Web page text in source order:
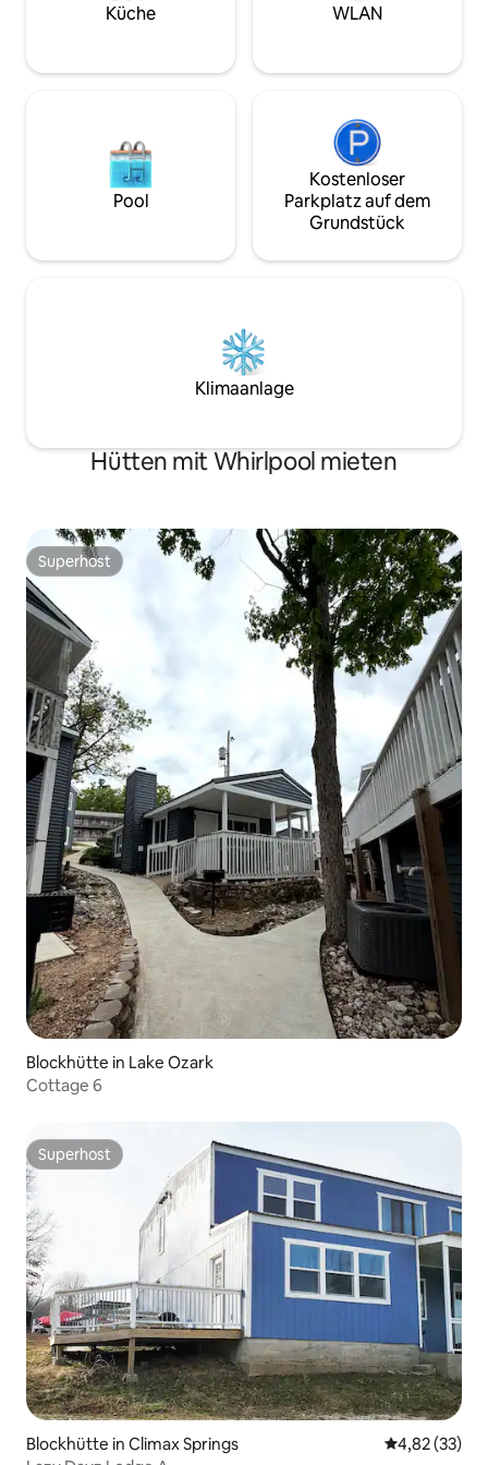
der Nähe des Ha Ha Tonka State Park,
Amphitheaters.
of the Ozarks,
Küche WLAN
Pool
Kostenloser
Parkplatz auf dem
Grundstück
Klimaanlage
Hütten mit Whirlpool mieten
Superhost
Superhost
Blockhütte in Lake Ozark
Cottage 6
Superhost
Superhost
Blockhütte in Climax Springs
4,82 (33)